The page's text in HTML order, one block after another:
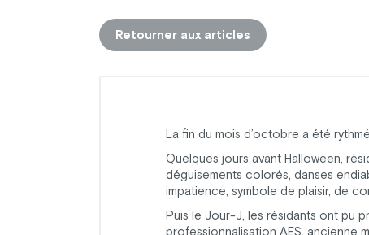
Retourner aux articles
La fin du mois d’octobre a été
Quelques jours avant Halloween,
déguisements colorés, danses
impatience, symbole de plaisir, de
Puis le Jour-J, les résidants ont pu
professionnalisation AES, ancienne